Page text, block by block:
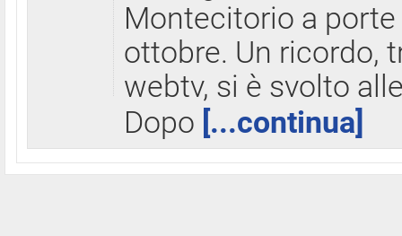
Montecitorio a
ottobre. Un ricordo,
webtv, si è svolto
Dopo [...continua]